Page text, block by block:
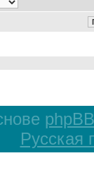
phpBB
Русская